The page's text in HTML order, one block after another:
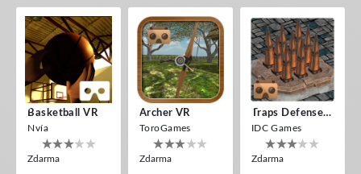
Basketball VR
Nvía
Zdarma
Archer VR
ToroGames
Zdarma
Traps Defense VR
IDC Games
Zdarma